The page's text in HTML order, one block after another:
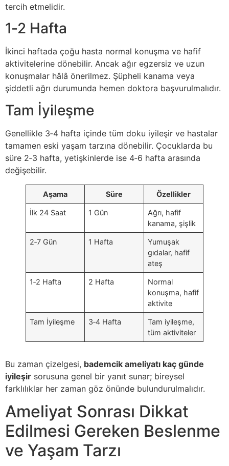
tercih etmelidir.
1‑2 Hafta
İkinci haftada çoğu hasta normal konuşma ve hafif
aktivitelerine dönebilir. Ancak ağır egzersiz ve uzun
konuşmalar hâlâ önerilmez. Şüpheli kanama veya
şiddetli ağrı durumunda hemen doktora başvurulmalıdır.
Tam İyileşme
Genellikle 3‑4 hafta içinde tüm doku iyileşir ve hastalar
tamamen eski yaşam tarzına dönebilir. Çocuklarda bu
süre 2‑3 hafta, yetişkinlerde ise 4‑6 hafta arasında
değişebilir.
Aşama Süre Özellikler
İlk 24 Saat 1 Gün
Ağrı, hafif
kanama, şişlik
2‑7 Gün 1 Hafta
Yumuşak
gıdalar, hafif
ateş
1‑2 Hafta 2 Hafta
Normal
konuşma, hafif
aktivite
Tam İyileşme 3‑4 Hafta
Tam iyileşme,
tüm aktiviteler
Bu zaman çizelgesi, bademcik ameliyatı kaç günde
iyileşir sorusuna genel bir yanıt sunar; bireysel
farklılıklar her zaman göz önünde bulundurulmalıdır.
Ameliyat Sonrası Dikkat
Edilmesi Gereken Beslenme
ve Yaşam Tarzı